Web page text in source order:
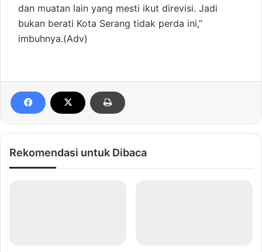
dan muatan lain yang mesti ikut direvisi. Jadi
bukan berati Kota Serang tidak perda ini,”
imbuhnya.(Adv)
Rekomendasi untuk Dibaca